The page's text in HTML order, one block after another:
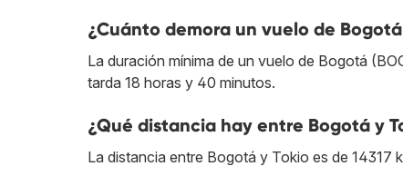
¿Cuánto demora un vuelo de
La duración mínima de un vuelo de Bogotá
tarda 18 horas y 40 minutos.
¿Qué distancia hay entre Bogotá y
La distancia entre Bogotá y Tokio es de 14317